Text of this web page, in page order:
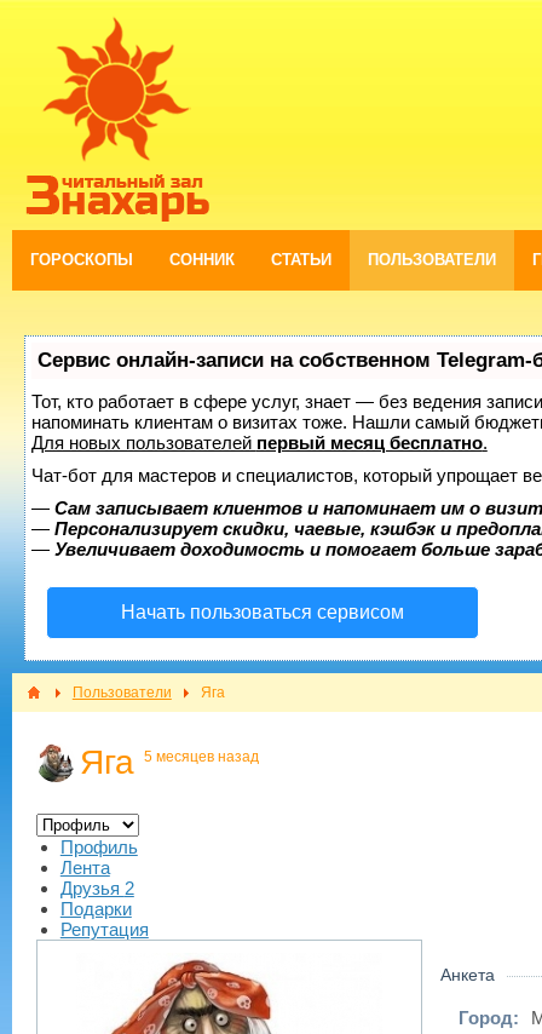
ГОРОСКОПЫ СОННИК СТАТЬИ ПОЛЬЗОВАТЕЛИ
Сервис онлайн-записи на собственном Telegram-
Тот, кто работает в сфере услуг, знает — без ведения
напоминать клиентам о визитах тоже. Нашли самый
Для новых пользователей первый месяц бесплатно.
Чат-бот для мастеров и специалистов, который упрощает
— Сам записывает клиентов и напоминает им о
— Персонализирует скидки, чаевые, кэшбэк и
— Увеличивает доходимость и помогает больше
Начать пользоваться сервисом
Пользователи Яга
Яга 5 месяцев назад
Профиль
Лента
Друзья 2
Подарки
Репутация
Анкета
Город: